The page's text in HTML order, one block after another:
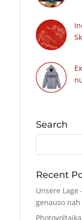
Search
Recent
Unsere
genauso nah